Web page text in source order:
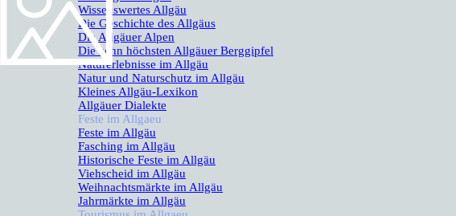
Wissenswertes Allgäu
Die Geschichte des Allgäus
Die Allgäuer Alpen
Die zehn höchsten Allgäuer Berggipfel
Naturerlebnisse im Allgäu
Natur und Naturschutz im Allgäu
Kleines Allgäu-Lexikon
Allgäuer Dialekte
Feste im Allgaeu
Feste im Allgäu
Fasching im Allgäu
Historische Feste im Allgäu
Viehscheid im Allgäu
Weihnachtsmärkte im Allgäu
Jahrmärkte im Allgäu